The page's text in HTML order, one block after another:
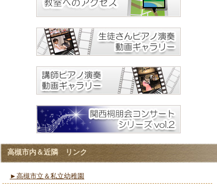
高槻市内＆近隣 リンク
►高槻市立＆私立幼稚園